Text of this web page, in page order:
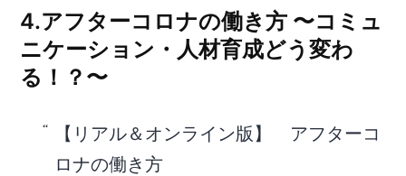
4.アフターコロナの働き⽅ 〜コミュ
ニケーション・⼈材育成どう変わ
る！？〜
【リアル＆オンライン版】 アフターコ
ロナの働き⽅